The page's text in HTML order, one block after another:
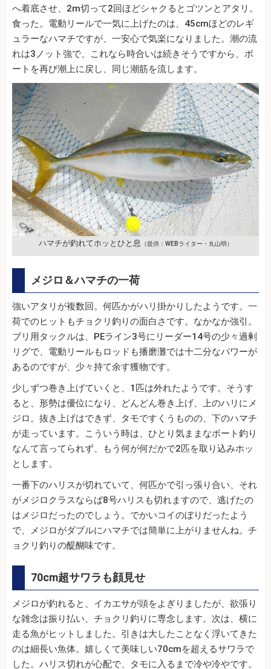
へ着底させ、2m切って2回ほどシャクるとゴツンとアタリ。
食った。電動リールで一気に上げたのは、45cmほどのレギ
ュラーなハマチですが、一安心で気楽になりました。潮の流
れは3ノット強で、これなら時合いは続きそうですから、ボ
ートを再び潮上に戻し、同じ潮筋を流します。
ハマチが釣れてホッとひと息 （提供：WEBライター・丸山明）
メジロ＆ハマチの一荷
強いアタリが複数回。何匹かがハリ掛かりしたようです。一
荷でのヒットもチョクリ釣りの面白さです。なかなか強引。
ブリ用タックルは、PEライン3号にリーダー14号の少々過剰
リグで、電動リールもロッドも播磨灘では十二分なパワーが
あるのですが、少々持て余す獲物です。
少しずつ巻き上げていくと、1匹は外れたようです。そうす
ると、形勢は優位になり、どんどん巻き上げ、上のハリにメ
ジロ。抜き上げはできず、タモですくうものの、下のハマチ
が走っています。こういう時は、ひとり気ままなボート釣り
なんて言ってられず、もう何が何だかで2匹を取り込みホッ
とします。
一番下のハリスが切れていて、何匹かで引っ張り合い、それ
がメジロクラスならば8号ハリスも切れますので、逃げたの
はメジロだったのでしょう。でかいコイのぼりだったよう
で、メジロがダブルにハマチでは簡単に上がりませんね。チ
ョクリ釣りの醍醐味です。
70cm超サワラも顔見せ
メジロが釣れると、イカエサが頭をよぎりましたが、欲張り
な雑念は振り払い、チョクリ釣りに専念します。次は、横に
走る魚がヒットしました。引きは大したことなく浮いてきた
のは細長い魚体。嬉しくて美味しい70cmを超えるサワラで
した。ハリス切れが心配で、タモに入るまで冷や冷やです。